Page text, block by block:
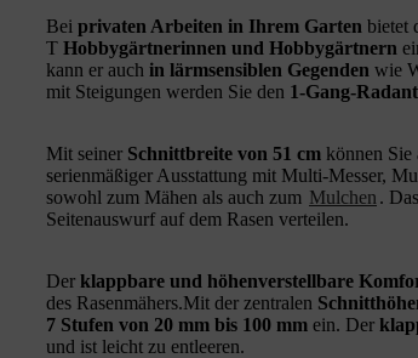
Bei privaten Arbeiten in Ihrem Garten bietet
T Hobbygärtnerinnen und Hobbygärtnern
kann er auch in lärmsensiblen Gegenden wie
mit Steigungen werden Sie den 1-Gang-
Mit seiner Schnittbreite von 51 cm können Sie
serienmäßiger Ausstattung mit Multi-Messer,
sowohl zum Mähen als auch zum Mulchen .
Seitenauswurf auf dem Rasen verteilen.
Der klappbare und höhenverstellbare
des Rasenmähers.Mit der zentralen
7 Stufen von 20 mm bis 100 mm ein. Der
und ist leicht zu entleeren.